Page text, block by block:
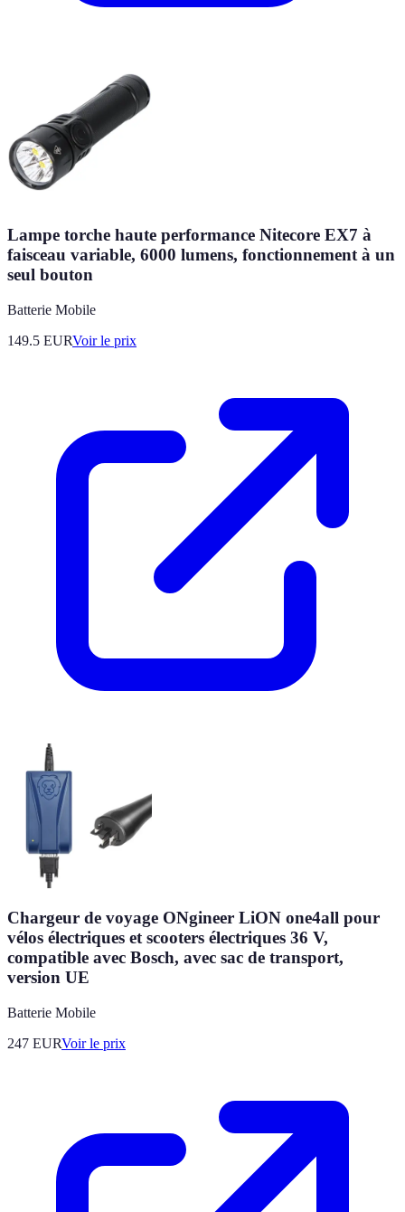
Lampe torche haute performance Nitecore EX7 à
faisceau variable, 6000 lumens, fonctionnement à un
seul bouton
Batterie Mobile
149.5 EURVoir le prix
Chargeur de voyage ONgineer LiON one4all pour
vélos électriques et scooters électriques 36 V,
compatible avec Bosch, avec sac de transport,
version UE
Batterie Mobile
247 EURVoir le prix